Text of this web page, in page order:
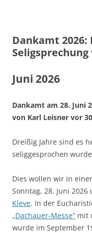
IKLK –
Dankamt 2026:
Seligsprechung
Juni 2026
Dankamt am 28. Juni
von Karl Leisner vor
Dreißig Jahre sind es
seliggesprochen
Dies wollen wir in
Sonntag, 28. Juni
Kleve. In der
„Dachauer-Messe“ mit
wurde im September